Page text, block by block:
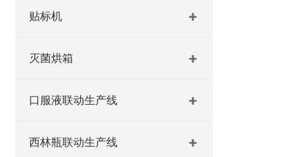
贴标机
灭菌烘箱
口服液联动生产线
西林瓶联动生产线